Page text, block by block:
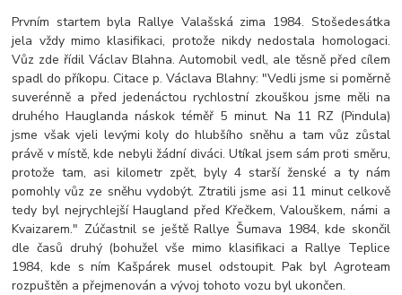
Prvním startem byla Rallye Valašská zima 1984. Stošedesátka
jela vždy mimo klasifikaci, protože nikdy nedostala homologaci.
Vůz zde řídil Václav Blahna. Automobil vedl, ale těsně před cílem
spadl do příkopu. Citace p. Václava Blahny: "Vedli jsme si poměrně
suverénně a před jedenáctou rychlostní zkouškou jsme měli na
druhého Hauglanda náskok téměř 5 minut. Na 11 RZ (Pindula)
jsme však vjeli levými koly do hlubšího sněhu a tam vůz zůstal
právě v místě, kde nebyli žádní diváci. Utíkal jsem sám proti směru,
protože tam, asi kilometr zpět, byly 4 starší ženské a ty nám
pomohly vůz ze sněhu vydobýt. Ztratili jsme asi 11 minut celkově
tedy byl nejrychlejší Haugland před Křečkem, Valouškem, námi a
Kvaizarem." Zúčastnil se ještě Rallye Šumava 1984, kde skončil
dle časů druhý (bohužel vše mimo klasifikaci a Rallye Teplice
1984, kde s ním Kašpárek musel odstoupit. Pak byl Agroteam
rozpuštěn a přejmenován a vývoj tohoto vozu byl ukončen.